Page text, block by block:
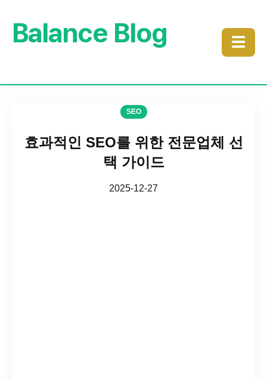
Balance Blog ☰
SEO
효과적인 SEO를 위한 전문업체 선
택 가이드
2025-12-27